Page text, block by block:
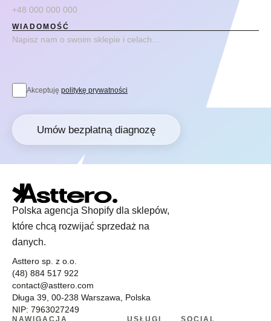
WIADOMOŚĆ
Akceptuję politykę prywatności
Umów bezpłatną diagnozę
Polska agencja Shopify dla sklepów,
które chcą rozwijać sprzedaż na
danych.
Asttero sp. z o.o.
(48) 884 517 922
contact@asttero.com
Długa 39, 00-238 Warszawa, Polska
NIP: 7963027249
NAWIGACJA USŁUGI SOCIAL